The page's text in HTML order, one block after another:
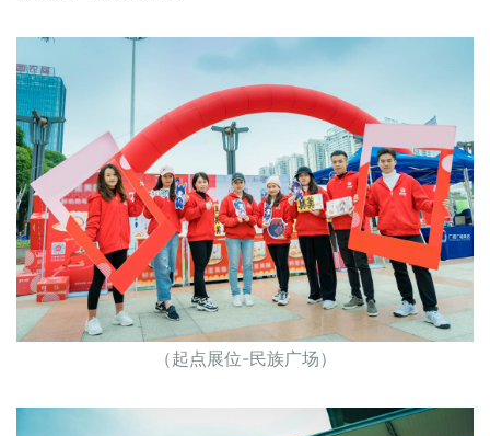
（起点展位-民族广场）